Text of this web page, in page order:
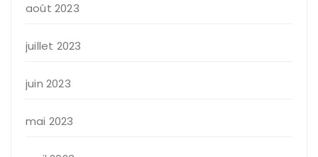
août 2023
juillet 2023
juin 2023
mai 2023